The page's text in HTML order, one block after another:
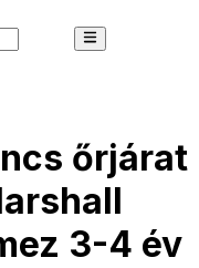
őrjárat
3-4 év